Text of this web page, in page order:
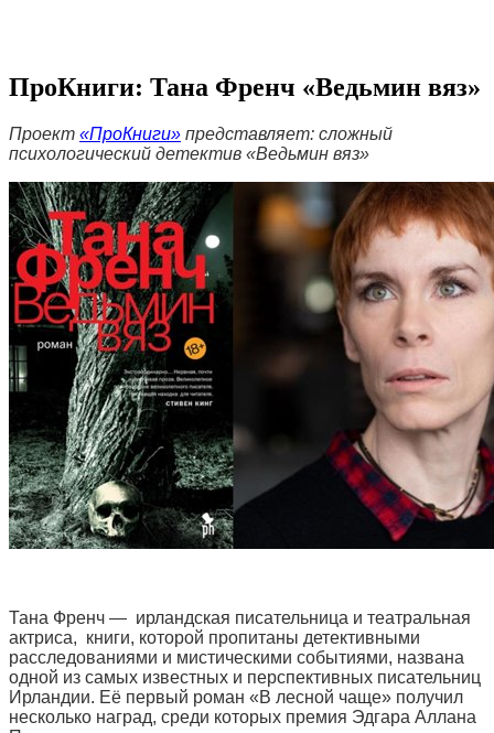
ПроКниги: Тана Френч «Ведьмин вяз»
Проект «ПроКниги» представляет: сложный
психологический детектив «Ведьмин вяз»
Тана Френч — ирландская писательница и театральная
актриса, книги, которой пропитаны детективными
расследованиями и мистическими событиями, названа
одной из самых известных и перспективных писательниц
Ирландии. Её первый роман «В лесной чаще» получил
несколько наград, среди которых премия Эдгара Аллана